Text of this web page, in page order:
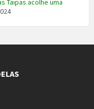
Taipas acolhe uma